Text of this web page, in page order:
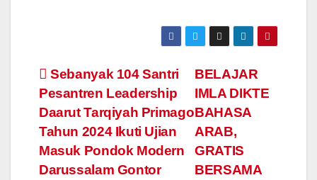
Post
navigation
BELAJAR
IMLA DIKTE
BAHASA
ARAB,
GRATIS
BERSAMA
Sebanyak 104 Santri
Pesantren Leadership
Daarut Tarqiyah Primago
Tahun 2024 Ikuti Ujian
Masuk Pondok Modern
Darussalam Gontor